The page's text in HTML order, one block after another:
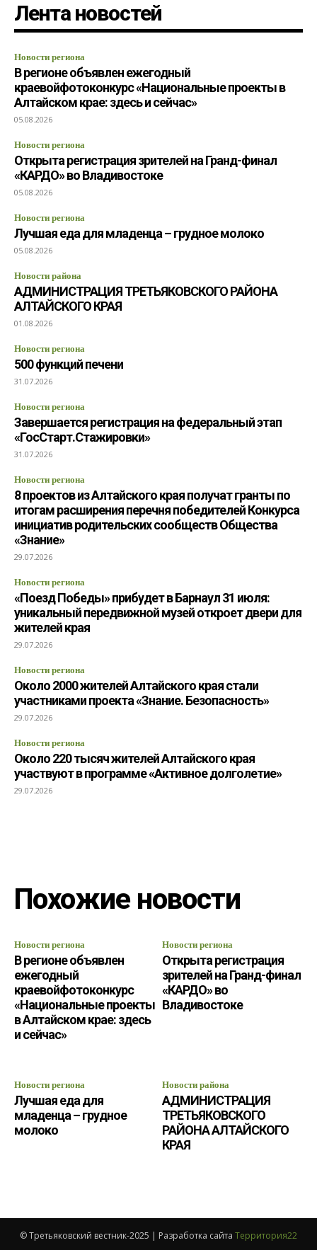
Лента новостей
Новости региона
В регионе объявлен ежегодный
краевойфотоконкурс «Национальные проекты в
Алтайском крае: здесь и сейчас»
05.08.2026
Новости региона
Открыта регистрация зрителей на Гранд-финал
«КАРДО» во Владивостоке
05.08.2026
Новости региона
Лучшая еда для младенца – грудное молоко
05.08.2026
Новости района
АДМИНИСТРАЦИЯ ТРЕТЬЯКОВСКОГО РАЙОНА
АЛТАЙСКОГО КРАЯ
01.08.2026
Новости региона
500 функций печени
31.07.2026
Новости региона
Завершается регистрация на федеральный этап
«ГосСтарт.Стажировки»
31.07.2026
Новости региона
8 проектов из Алтайского края получат гранты по
итогам расширения перечня победителей Конкурса
инициатив родительских сообществ Общества
«Знание»
29.07.2026
Новости региона
«Поезд Победы» прибудет в Барнаул 31 июля:
уникальный передвижной музей откроет двери для
жителей края
29.07.2026
Новости региона
Около 2000 жителей Алтайского края стали
участниками проекта «Знание. Безопасность»
29.07.2026
Новости региона
Около 220 тысяч жителей Алтайского края
участвуют в программе «Активное долголетие»
29.07.2026
Похожие новости
Новости региона
В регионе объявлен
ежегодный
краевойфотоконкурс
«Национальные проекты
в Алтайском крае: здесь
и сейчас»
Новости региона
Открыта регистрация
зрителей на Гранд-финал
«КАРДО» во
Владивостоке
Новости региона
Лучшая еда для
младенца – грудное
молоко
Новости района
АДМИНИСТРАЦИЯ
ТРЕТЬЯКОВСКОГО
РАЙОНА АЛТАЙСКОГО
КРАЯ
© Третьяковский вестник-2025 | Разработка сайта Территория22